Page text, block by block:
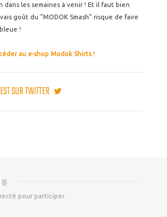
dans les semaines à venir ! Et il faut bien
goût du "MODOK Smash" risque de faire
!
au e-shop Modok Shirts !
EST SUR TWITTER
(0)
pour participer